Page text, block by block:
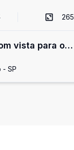
265
vista para o
Lourenço
- SP